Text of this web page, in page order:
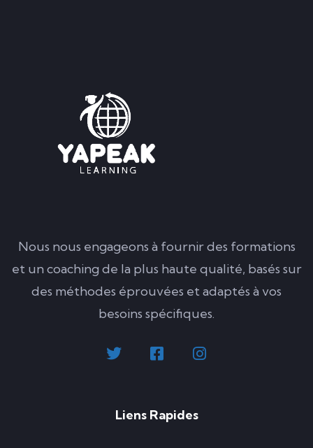
Nous nous engageons à fournir des formations
et un coaching de la plus haute qualité, basés sur
des méthodes éprouvées et adaptés à vos
besoins spécifiques.
Liens Rapides